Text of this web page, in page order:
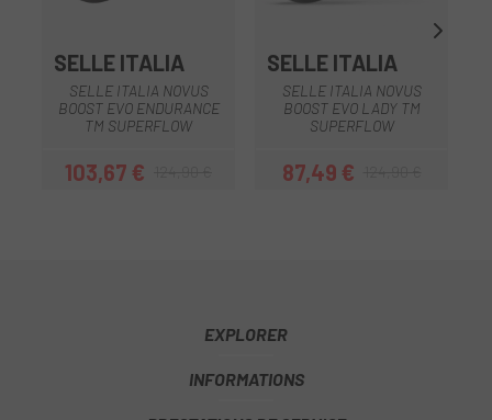
SELLE ITALIA
SELLE ITALIA NOVUS
BOOST EVO ENDURANCE
TM SUPERFLOW
Prix
103,67 €Prix habituel
SELLE ITALIA
SELLE ITALIA NOVUS
BOOST EVO LADY TM
SUPERFLOW
Prix
87,49 €Prix habituel
EXPLORER
INFORMATIONS